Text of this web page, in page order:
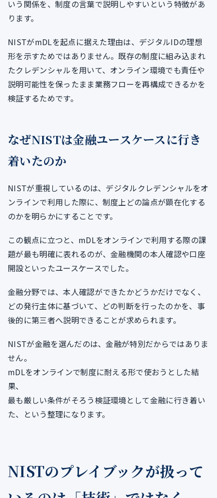
いう関係を、制度の言葉で説明しやすいという特徴があ
ります。
NISTがmDLを起点に据えた理由は、デジタルIDの理想
形を示すためではありません。既存の制度に組み込まれ
たクレデンシャルを用いて、オンライン環境でも責任や
説明可能性を保ったまま業務フローを再構成できるかを
検証するためです。
なぜNISTは金融ユースケースに行き
着いたのか
NISTが重視しているのは、デジタルクレデンシャルをオ
ンラインで利用した際に、制度上どの論点が顕在化する
のかを明らかにすることです。
この観点に立つと、mDLをオンラインで利用する際の課
題が最も明確に表れるのが、金融機関の本人確認や口座
開設といったユースケースでした。
金融分野では、本人確認ができたかどうかだけでなく、
どの発行主体に基づいて、どの判断を行ったのかを、事
後的に第三者へ説明できることが求められます。
NISTが金融を選んだのは、金融が特別だからではありま
せん。
mDLをオンラインで制度に耐える形で使おうとした結
果、
最も厳しい条件がそろう検証環境として金融に行き着い
た、という整理になります。
NISTのプレイブックが扱って